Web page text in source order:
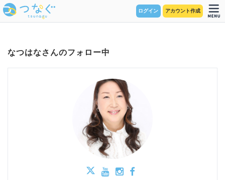
ログイン アカウント作成
なつはなさんのフォロー中